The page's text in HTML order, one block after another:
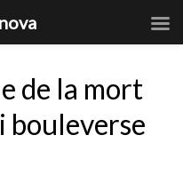
de la mort
bouleverse